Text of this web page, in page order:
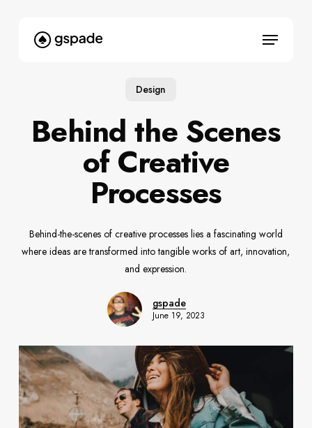
Menu
Design
Behind the Scenes
of Creative
Processes
Behind-the-scenes of creative processes lies a fascinating world
where ideas are transformed into tangible works of art, innovation,
and expression.
gspade
June 19, 2023